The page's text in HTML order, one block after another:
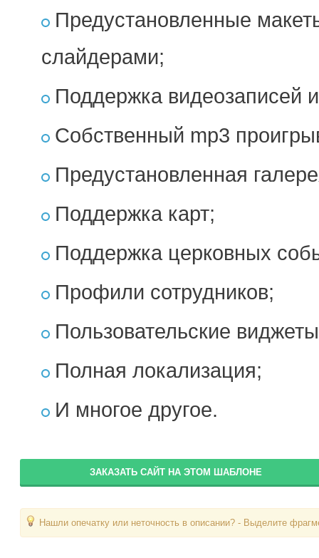
Предустановленные
слайдерами;
Поддержка видеозаписей
Собственный mp3
Предустановленная
Поддержка карт;
Поддержка церковных
Профили сотрудников;
Пользовательские
Полная локализация;
И многое другое.
ЗАКАЗАТЬ САЙТ НА ЭТОМ ШАБЛОНЕ
Нашли опечатку или неточность в описании? - Выделите